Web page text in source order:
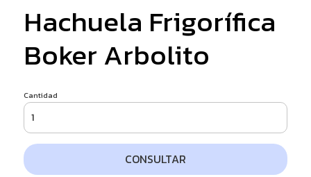
Hachuela Frigorífica
Boker Arbolito
Cantidad
CONSULTAR